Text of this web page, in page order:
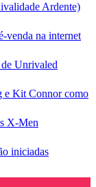
Ardente)
venda na internet
Unrivaled
e Kit Connor como
X-Men
iniciadas